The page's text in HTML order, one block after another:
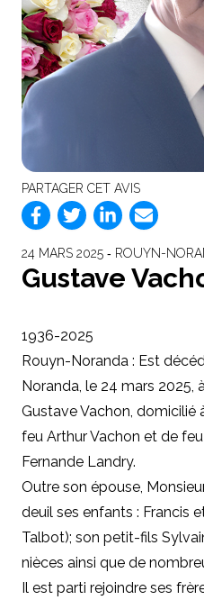
PARTAGER CET AVIS
24 MARS 2025 ‐ ROUYN-
Gustave
1936-2025
Rouyn-Noranda : Est
Noranda, le 24 mars 2025,
Gustave Vachon, domicilié
feu Arthur Vachon et de
Fernande Landry.
Outre son épouse,
deuil ses enfants : Francis
Talbot); son petit-fils
nièces ainsi que de
Il est parti rejoindre ses